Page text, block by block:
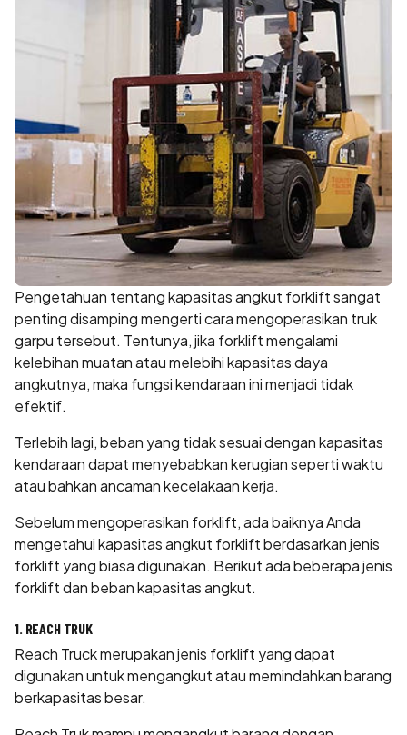
Pengetahuan tentang kapasitas angkut forklift sangat
penting disamping mengerti cara mengoperasikan truk
garpu tersebut. Tentunya, jika forklift mengalami
kelebihan muatan atau melebihi kapasitas daya
angkutnya, maka fungsi kendaraan ini menjadi tidak
efektif.
Terlebih lagi, beban yang tidak sesuai dengan kapasitas
kendaraan dapat menyebabkan kerugian seperti waktu
atau bahkan ancaman kecelakaan kerja.
Sebelummengoperasikan forklift, ada baiknya Anda
mengetahui kapasitas angkut forklift berdasarkan jenis
forklift yang biasa digunakan. Berikut ada beberapa jenis
forklift dan beban kapasitas angkut.
1. REACH TRUK
Reach Truck merupakan jenis forklift yang dapat
digunakan untuk mengangkut atau memindahkan barang
berkapasitas besar.